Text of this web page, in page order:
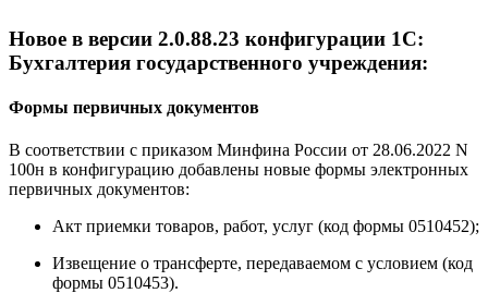
Новое в версии 2.0.88.23 конфигурации 1С:
Бухгалтерия государственного учреждения:
Формы первичных документов
В соответствии с приказом Минфина России от 28.06.2022 N
100н в конфигурацию добавлены новые формы электронных
первичных документов:
Акт приемки товаров, работ, услуг (код формы 0510452);
Извещение о трансферте, передаваемом с условием (код
формы 0510453).